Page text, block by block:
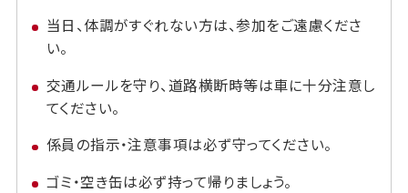
当日、体調がすぐれない方は、参加をご遠慮くださ
い。
交通ルールを守り、道路横断時等は車に十分注意し
てください。
係員の指示・注意事項は必ず守ってください。
ゴミ・空き缶は必ず持って帰りましょう。